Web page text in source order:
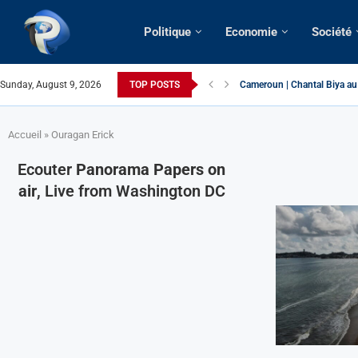
Politique Economie Société
Sunday, August 9, 2026 TOP POSTS Cameroun | Chantal Biya
Accueil » Ouragan Erick
Ecouter Panorama Papers on
air, Live from Washington DC